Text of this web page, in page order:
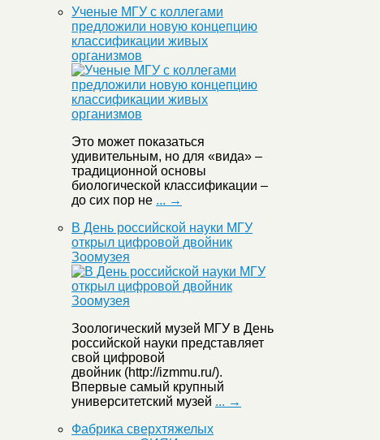
Ученые МГУ с коллегами
предложили новую концепцию
классификации живых
организмов
Это может показаться
удивительным, но для «вида» –
традиционной основы
биологической классификации –
до сих пор не ... →
В День российской науки МГУ
открыл цифровой двойник
Зоомузея
Зоологический музей МГУ в День
российской науки представляет
свой цифровой
двойник (http://izmmu.ru/).
Впервые самый крупный
университетский музей ... →
Фабрика сверхтяжелых